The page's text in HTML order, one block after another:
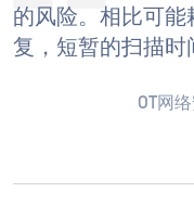
的风险。相比可
复，短暂的扫描时
OT网